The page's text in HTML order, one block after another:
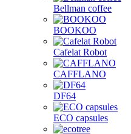
Bellman coffee
BOOKOO
Cafelat Robot
CAFFLANO
DF64
ECO capsules